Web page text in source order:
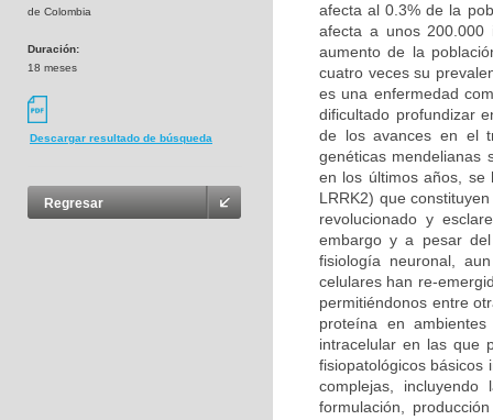
de Colombia
Duración:
18 meses
Descargar resultado de búsqueda
Regresar
afecta al 0.3% de la
afecta a unos 200.000
aumento de la
cuatro veces su
es una enfermedad
dificultado profundizar
de los avances en el
genéticas mendelianas
en los últimos años, se
LRRK2) que
revolucionado y
embargo y a pesar
fisiología neuronal,
celulares han re-
permitiéndonos entre
proteína en
intracelular en las que
fisiopatológicos básicos
complejas,
formulación,